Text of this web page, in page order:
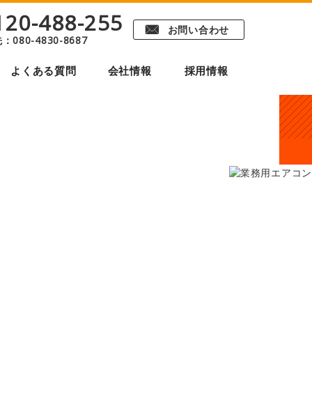
488-255
：080-4830-8687
F お問い合わせ
よくある質問 会社情報 採用情報